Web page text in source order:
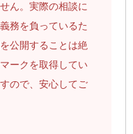
ん。実際の相談に
務を負っているた
公開することは絶
ークを取得してい
ので、安心してご